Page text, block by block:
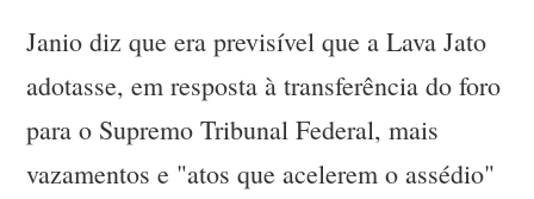
Janio diz que era previsível que a Lava Jato
adotasse, em resposta à transferência do foro
para o Supremo Tribunal Federal, mais
vazamentos e "atos que acelerem o assédio"